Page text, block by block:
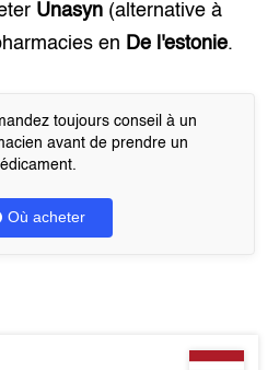
Unasyn(alternative à
en De l'estonie.
toujours conseil à un
avant de prendre un
Où acheter